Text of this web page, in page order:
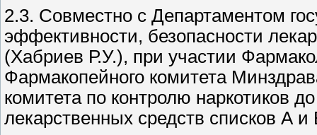
2.3. Совместно с Департаментом
эффективности, безопасности
(Хабриев Р.У.), при участии
Фармакопейного комитета
комитета по контролю наркотиков
лекарственных средств списков А